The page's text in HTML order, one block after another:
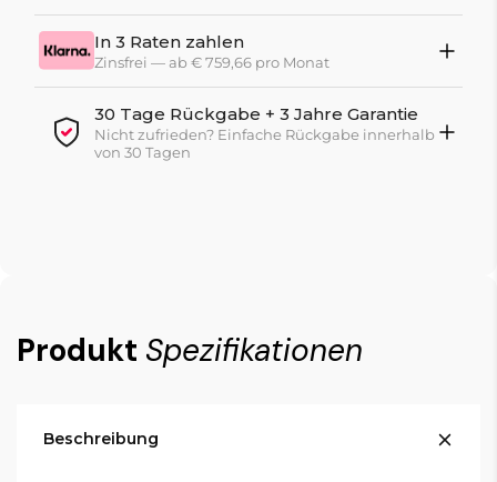
In 3 Raten zahlen
Zinsfrei — ab € 759,66 pro Monat
30 Tage Rückgabe + 3 Jahre Garantie
Nicht zufrieden? Einfache Rückgabe innerhalb
von 30 Tagen
Produkt Spezifikationen
Beschreibung